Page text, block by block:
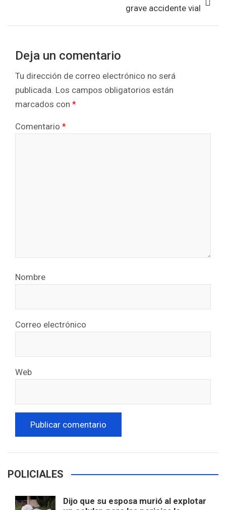
grave accidente vial
Deja un comentario
Tu dirección de correo electrónico no será
publicada. Los campos obligatorios están
marcados con *
Comentario *
Nombre
Correo electrónico
Web
POLICIALES
Dijo que su esposa murió al explotar